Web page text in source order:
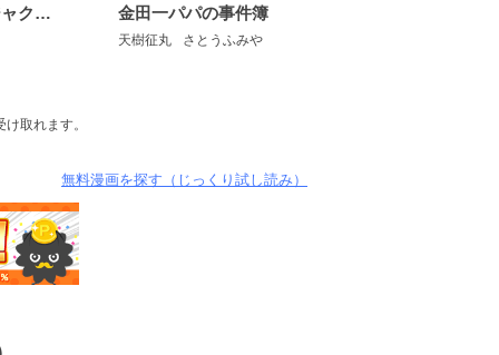
あくまでクジャクの話です。 金田一パパの事件簿
天樹征丸 さとうふみや
取れます。
無料漫画を探す（じっくり試し読み）